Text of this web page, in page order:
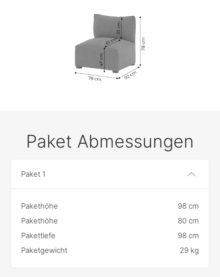
Paket Abmessungen
Paket 1
Pakethöhe
98 cm
Pakethöhe
80 cm
Pakettiefe
98 cm
Paketgewicht
29 kg